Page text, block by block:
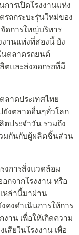
ารเปิดโรงงานแห่ง
รถกระบะรุ่นใหม่ของ
จัดการใหญ่บริหาร
งานแห่งที่สองนี้ ยัง
ตลาดรถยนต์
ตและส่งออกรถที่มี
ลาดประเทศไทย
ยังตลาดอื่นๆทั่วโลก
ตประจำวัน รวมถึง
วมกันกับผู้ผลิตชิ้นส่วน
งการสิ่งแวดล้อม
กจากโรงงาน หรือ
หล่านี้มาผ่าน
คงดำเนินการให้การ
าน เพื่อให้เกิดความ
สียในโรงงาน เพื่อ